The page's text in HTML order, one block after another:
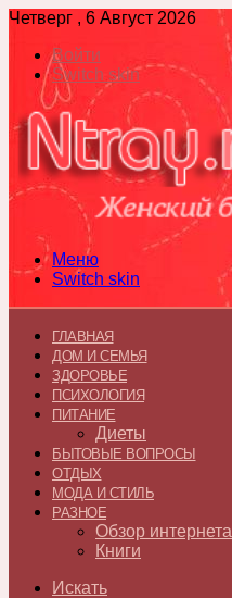
Четверг , 6 Август 2026
Войти
Switch skin
Меню
Switch skin
ГЛАВНАЯ
ДОМ И СЕМЬЯ
ЗДОРОВЬЕ
ПСИХОЛОГИЯ
ПИТАНИЕ
Диеты
БЫТОВЫЕ ВОПРОСЫ
ОТДЫХ
МОДА И СТИЛЬ
РАЗНОЕ
Обзор интернета
Книги
Искать